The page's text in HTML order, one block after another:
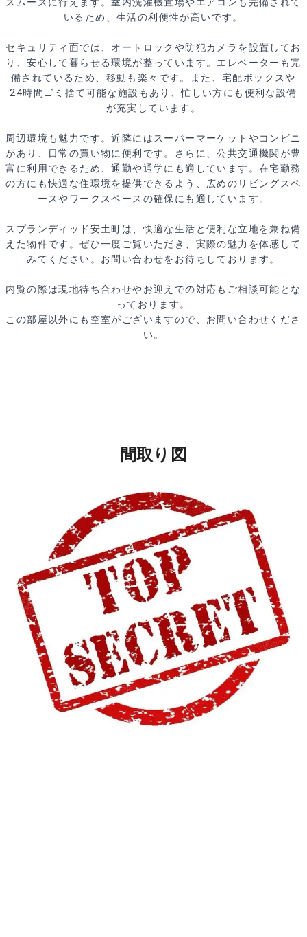
いるため、生活の利便性が高いです。
セキュリティ面では、オートロックや防犯カメラを設置してお
り、安心して暮らせる環境が整っています。エレベーターも完
備されているため、移動も楽々です。また、宅配ボックスや
24時間ゴミ捨て可能な施設もあり、忙しい方にも便利な設備
が充実しています。
周辺環境も魅力です。近隣にはスーパーマーケットやコンビニ
があり、日常の買い物に便利です。さらに、公共交通機関が豊
富に利用できるため、通勤や通学にも適しています。在宅勤務
の方にも快適な住環境を提供できるよう、広めのリビングスペ
ースやワークスペースの確保にも適しています。
スプランディッド安土町は、快適な生活と便利な立地を兼ね備
えた物件です。ぜひ一度ご覧いただき、実際の魅力を体感して
みてください。お問い合わせをお待ちしております。
内覧の際は現地待ち合わせやお迎えでの対応もご相談可能とな
っております。
この部屋以外にも空室がございますので、お問い合わせくださ
い。
間取り図